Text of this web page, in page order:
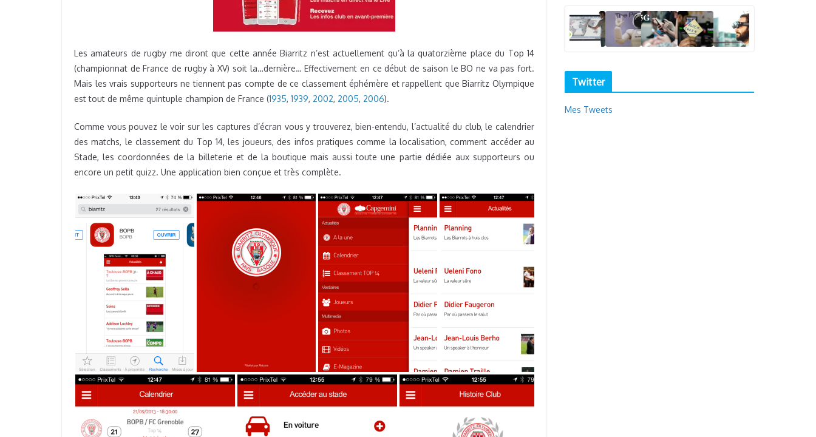
Les amateurs de rugby me diront que cette année Biarritz n’est actuellement qu’à la quatorzième place du Top 14
(championnat de France de rugby à XV) soit la…dernière… Effectivement en ce début de saison le BO ne va pas fort.
Mais les vrais supporteurs ne tiennent pas compte de ce classement éphémère et rappellent que Biarritz Olympique
est tout de même quintuple champion de France (1935, 1939, 2002, 2005, 2006).
Comme vous pouvez le voir sur les captures d’écran vous y trouverez, bien-entendu, l’actualité du club, le calendrier
des matchs, le classement du Top 14, les joueurs, des infos pratiques comme la localisation, comment accéder au
Stade, les coordonnées de la billeterie et de la boutique mais aussi toute une partie dédiée aux supporteurs ou
encore un petit quizz. Une application bien conçue et très complète.
Twitter
Mes Tweets